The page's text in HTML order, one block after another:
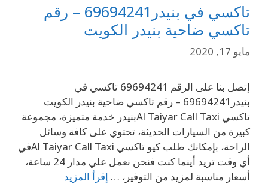
تاكسي في بنيدر69694241 – رقم
تاكسي ضاحية بنيدر الكويت
مايو 17, 2020
إتصل بنا على الرقم 69694241 تاكسي في
بنيدر69694241 – رقم تاكسي ضاحية بنيدر الكويت
تاكسي Al Taiyar Call Taxiبنيدر خدمة متميزة، مجموعة
كبيرة من السيارات الحديثة، تحتوي على كافة وسائل
الراحة، بإمكانك طلب كيو تاكسي Al Taiyar Call Taxiفي
أي وقت تريد أينما كنت فنحن نعمل علي مدار 24 ساعة،
أسعار مناسبة لمزيد من التوفير، … إقرأ المزيد